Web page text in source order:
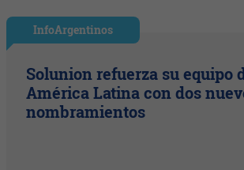
InfoArgentinos
Solunion refuerza su equipo
América Latina con dos
nombramientos